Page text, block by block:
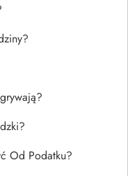
Od Podatku?